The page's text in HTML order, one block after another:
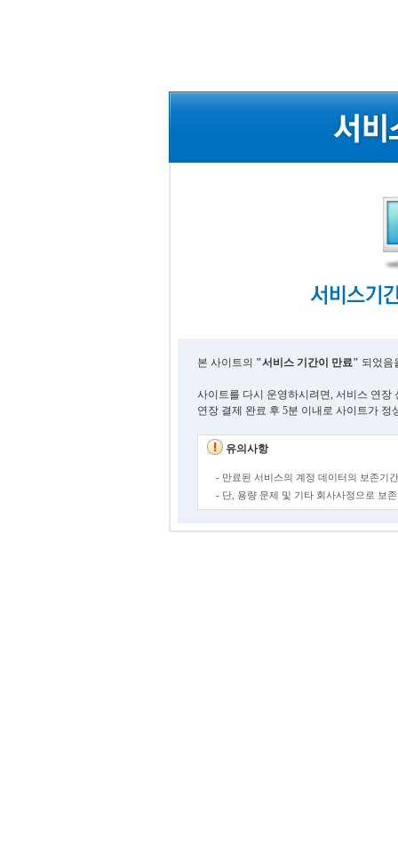
본 사이트의 "서비스 기간이 만료" 되었음
사이트를 다시 운영하시려면, 서비스 연장
연장 결제 완료 후 5분 이내로 사이트가 정
유의사항
- 만료된 서비스의 계정 데이터의 보존기
- 단, 용량 문제 및 기타 회사사정으로 보